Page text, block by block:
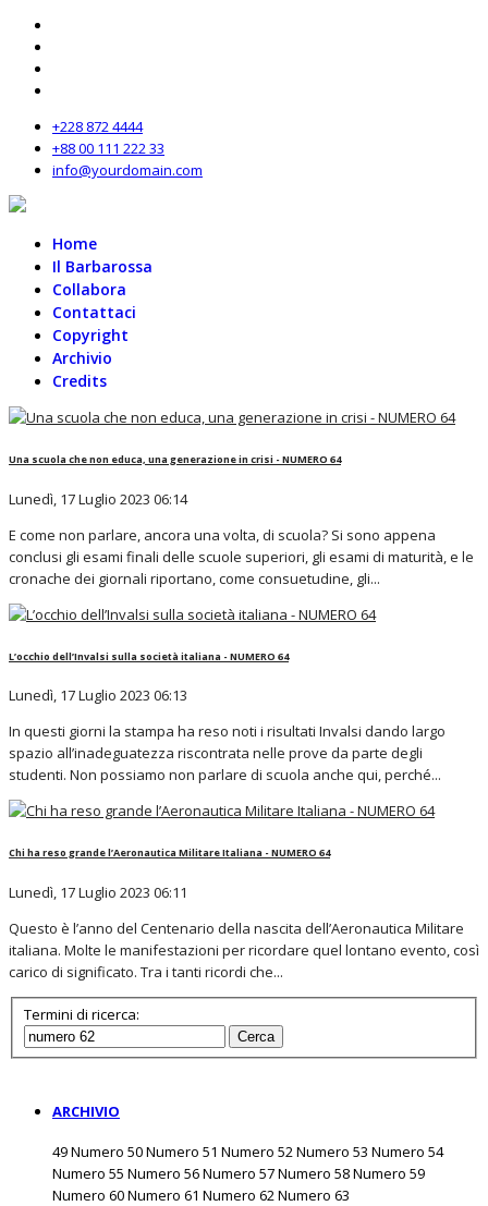
+228 872 4444
+88 00 111 222 33
info@yourdomain.com
Home
Il Barbarossa
Collabora
Contattaci
Copyright
Archivio
Credits
Una scuola che non educa, una generazione in crisi - NUMERO 64
Lunedì, 17 Luglio 2023 06:14
E come non parlare, ancora una volta, di scuola? Si sono appena
conclusi gli esami finali delle scuole superiori, gli esami di maturità, e le
cronache dei giornali riportano, come consuetudine, gli...
L’occhio dell’Invalsi sulla società italiana - NUMERO 64
Lunedì, 17 Luglio 2023 06:13
In questi giorni la stampa ha reso noti i risultati Invalsi dando largo
spazio all’inadeguatezza riscontrata nelle prove da parte degli
studenti. Non possiamo non parlare di scuola anche qui, perché...
Chi ha reso grande l’Aeronautica Militare Italiana - NUMERO 64
Lunedì, 17 Luglio 2023 06:11
Questo è l’anno del Centenario della nascita dell’Aeronautica Militare
italiana. Molte le manifestazioni per ricordare quel lontano evento, così
carico di significato. Tra i tanti ricordi che...
Termini di ricerca:
Cerca
ARCHIVIO
49 Numero 50 Numero 51 Numero 52 Numero 53 Numero 54
Numero 55 Numero 56 Numero 57 Numero 58 Numero 59
Numero 60 Numero 61 Numero 62 Numero 63